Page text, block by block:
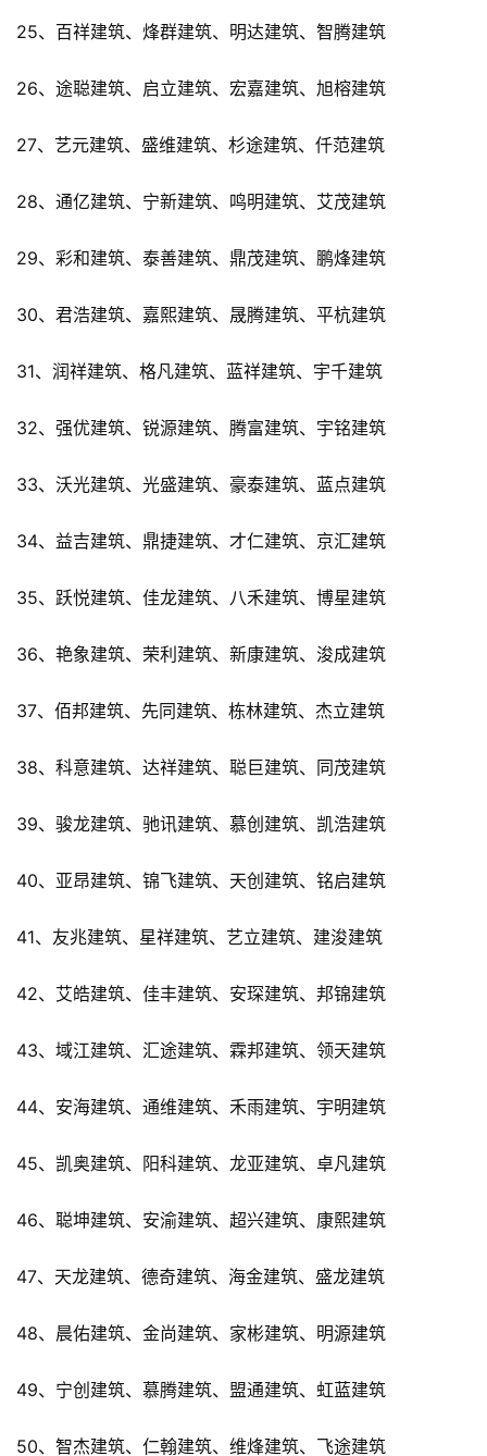
25、百祥建筑、烽群建筑、明达建筑、智腾建筑
26、途聪建筑、启立建筑、宏嘉建筑、旭榕建筑
27、艺元建筑、盛维建筑、杉途建筑、仟范建筑
28、通亿建筑、宁新建筑、鸣明建筑、艾茂建筑
29、彩和建筑、泰善建筑、鼎茂建筑、鹏烽建筑
30、君浩建筑、嘉熙建筑、晟腾建筑、平杭建筑
31、润祥建筑、格凡建筑、蓝祥建筑、宇千建筑
32、强优建筑、锐源建筑、腾富建筑、宇铭建筑
33、沃光建筑、光盛建筑、豪泰建筑、蓝点建筑
34、益吉建筑、鼎捷建筑、才仁建筑、京汇建筑
35、跃悦建筑、佳龙建筑、八禾建筑、博星建筑
36、艳象建筑、荣利建筑、新康建筑、浚成建筑
37、佰邦建筑、先同建筑、栋林建筑、杰立建筑
38、科意建筑、达祥建筑、聪巨建筑、同茂建筑
39、骏龙建筑、驰讯建筑、慕创建筑、凯浩建筑
40、亚昂建筑、锦飞建筑、天创建筑、铭启建筑
41、友兆建筑、星祥建筑、艺立建筑、建浚建筑
42、艾皓建筑、佳丰建筑、安琛建筑、邦锦建筑
43、域江建筑、汇途建筑、霖邦建筑、领天建筑
44、安海建筑、通维建筑、禾雨建筑、宇明建筑
45、凯奥建筑、阳科建筑、龙亚建筑、卓凡建筑
46、聪坤建筑、安渝建筑、超兴建筑、康熙建筑
47、天龙建筑、德奇建筑、海金建筑、盛龙建筑
48、晨佑建筑、金尚建筑、家彬建筑、明源建筑
49、宁创建筑、慕腾建筑、盟通建筑、虹蓝建筑
50、智杰建筑、仁翰建筑、维烽建筑、飞途建筑